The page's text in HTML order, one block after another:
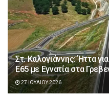
Στ. Καλογιάννης: Ήττα
Ε65 με Εγνατία στα
27 ΙΟΥΛΊΟΥ 2026